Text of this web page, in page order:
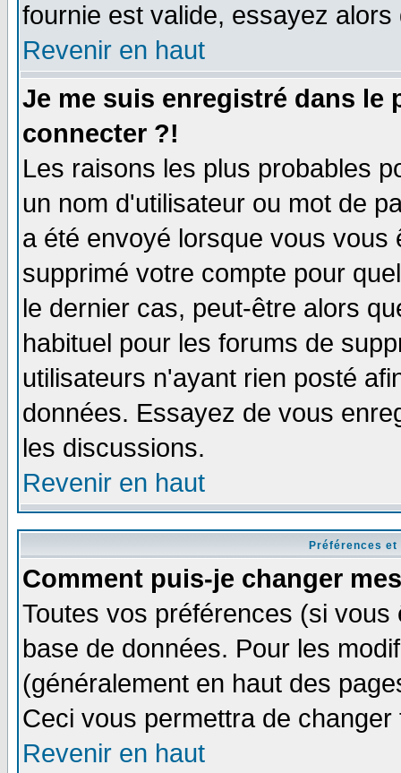
fournie est valide, essayez
Revenir en haut
Je me suis enregistré dans le
connecter ?!
Les raisons les plus probables
un nom d'utilisateur ou mot de
a été envoyé lorsque vous
supprimé votre compte pour
le dernier cas, peut-être alors
habituel pour les forums de
utilisateurs n'ayant rien posté
données. Essayez de vous
les discussions.
Revenir en haut
Préférences
Comment puis-je changer
Toutes vos préférences (si
base de données. Pour les
(généralement en haut des
Ceci vous permettra de
Revenir en haut